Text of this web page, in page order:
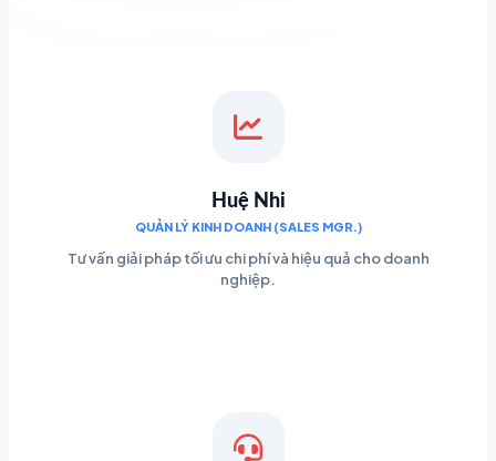
Huệ Nhi
QUẢN LÝ KINH DOANH (SALES MGR.)
Tư vấn giải pháp tối ưu chi phí và hiệu quả cho doanh
nghiệp.